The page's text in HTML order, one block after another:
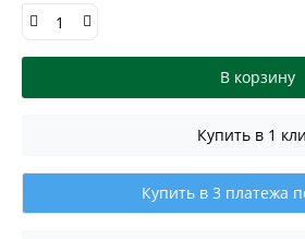
В корзину
Купить в 1
Купить в 3 платежа